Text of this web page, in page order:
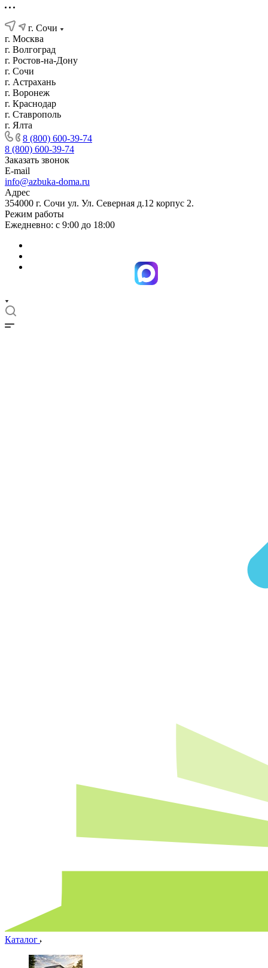
г. Сочи
г. Москва
г. Волгоград
г. Ростов-на-Дону
г. Сочи
г. Астрахань
г. Воронеж
г. Краснодар
г. Ставрополь
г. Ялта
8 (800) 600-39-74
8 (800) 600-39-74
Заказать звонок
E-mail
info@azbuka-doma.ru
Адрес
354000 г. Сочи ул. Ул. Северная д.12 корпус 2.
Режим работы
Ежедневно: с 9:00 до 18:00
Каталог